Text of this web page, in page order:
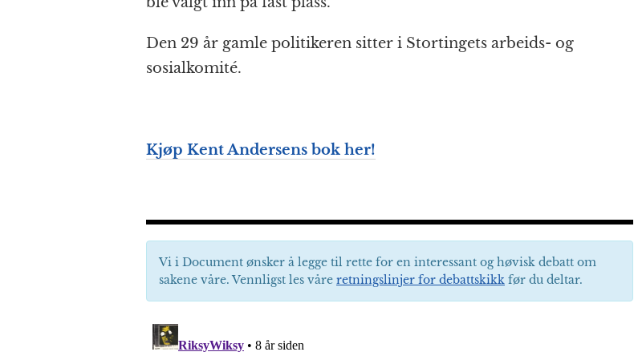
Den 29 år gamle politikeren sitter i Stortingets arbeids- og
sosialkomité.
Kjøp Kent Andersens bok her!
Vi i Document ønsker å legge til rette for en interessant og høvisk debatt om
sakene våre. Vennligst les våre retningslinjer for debattskikk før du deltar.